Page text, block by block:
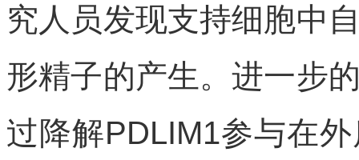
究人员发现支持细胞中
形精子的产生。进一步
过降解PDLIM1参与在